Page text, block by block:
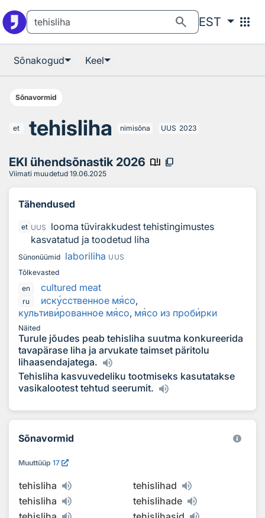
search EST apps
Sõnakogud Keel
Sõnavormid
et tehisliha nimisõna UUS 2023
EKI ühendsõnastik 2026 book_ribbon content_copy
Viimati muudetud 19.06.2025
Tähendused
et UUS
looma tüvirakkudest tehistingimustes
kasvatatud ja toodetud liha
Sünonüümid laboriliha UUS
Tõlkevasted
en
cultured meat
ru искусственное мясо,
культивированное мясо, мясо из пробирки
Näited
Turule jõudes peab tehisliha suutma konkureerida
tavapärase liha ja arvukate taimset päritolu
lihaasendajatega.
Tehisliha kasvuvedeliku tootmiseks kasutatakse
vasikalootest tehtud seerumit.
Sõnavormid
Muuttüüp 17
tehisliha
tehislihad
tehisliha
tehislihade